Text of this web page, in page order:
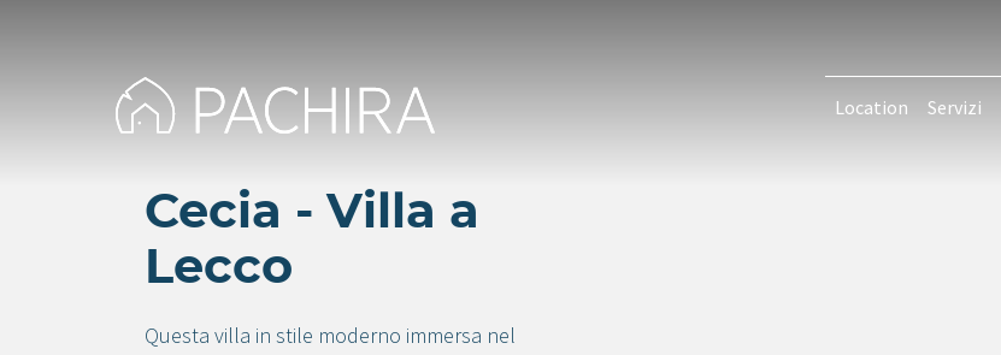
Location Servizi
Cecia - Villa a
Lecco
Questa villa in stile moderno immersa nel